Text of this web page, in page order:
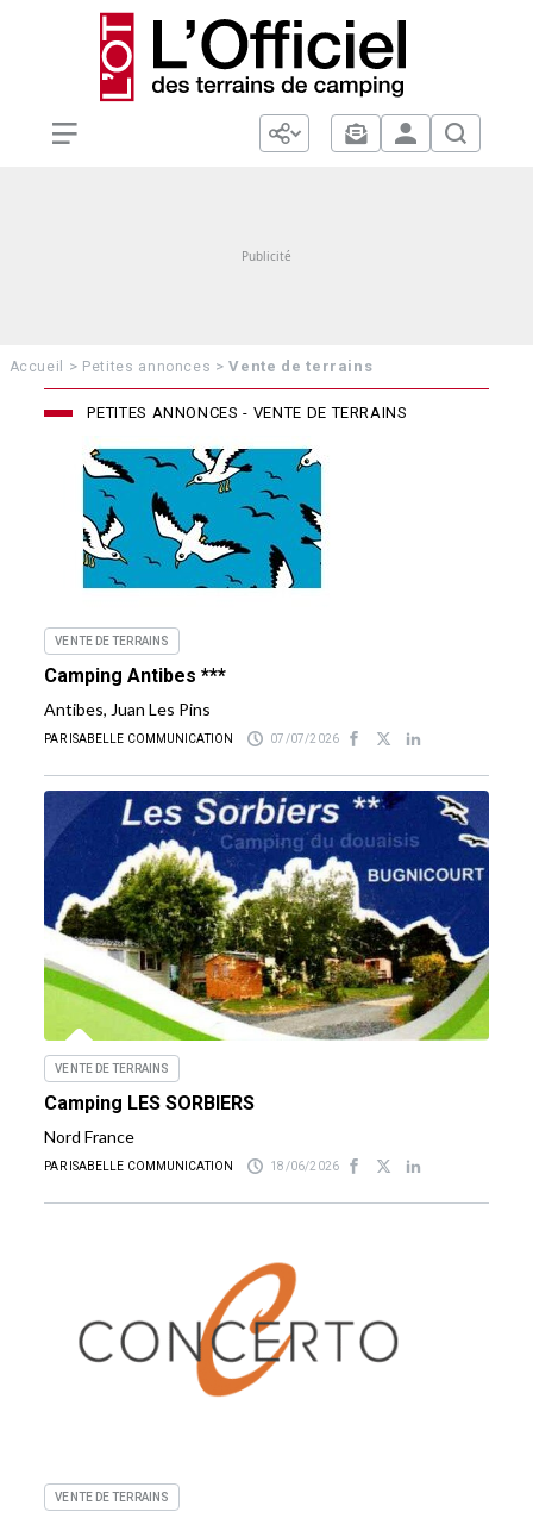
Accueil > Petites annonces >Vente de terrains
PETITES ANNONCES - VENTE DE TERRAINS
VENTE DE TERRAINS
Camping Antibes ***
Antibes, Juan Les Pins
PAR ISABELLE COMMUNICATION 07/07/2026
VENTE DE TERRAINS
Camping LES SORBIERS
Nord France
PAR ISABELLE COMMUNICATION 18/06/2026
VENTE DE TERRAINS